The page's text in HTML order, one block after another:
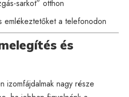
sarkot” otthon
emlékeztetőket a telefonodon
és
izomfájdalmak nagy része